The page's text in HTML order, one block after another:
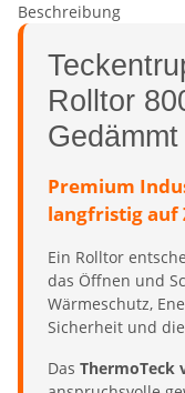
Beschreibung
Rolltor
Premium
langfristig auf
Ein Rolltor
das Öffnen und
Wärmeschutz,
Sicherheit und
Das ThermoTeck